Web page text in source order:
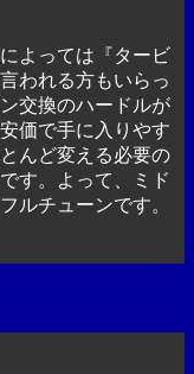
よっては『タービ
われる方もいらっ
交換のハードルが
価で手に入りやす
んど変える必要の
す。よって、ミド
ルチューンです。